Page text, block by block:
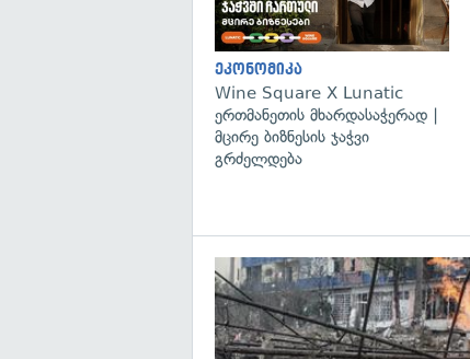
ეკონომიკა
Wine Square X Lunatic
ერთმანეთის მხარდასაჭერად |
მცირე ბიზნესის ჯაჭვი
გრძელდება